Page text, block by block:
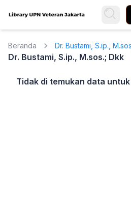
Beranda Dr. Bustami, S.ip.,
Dr. Bustami, S.ip., M.sos.; Dkk
Tidak di temukan data